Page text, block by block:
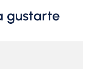
gustarte